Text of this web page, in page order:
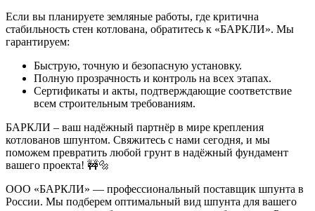
Если вы планируете земляные работы, где критична
стабильность стен котлована, обратитесь к «БАРКЛИ». Мы
гарантируем:
Быструю, точную и безопасную установку.
Полную прозрачность и контроль на всех этапах.
Сертификаты и акты, подтверждающие соответствие
всем строительным требованиям.
БАРКЛИ – ваш надёжный партнёр в мире крепления
котлованов шпунтом. Свяжитесь с нами сегодня, и мы
поможем превратить любой грунт в надёжный фундамент
вашего проекта! 🚧🔩
ООО «БАРКЛИ» — профессиональный поставщик шпунта в
России. Мы подберем оптимальный вид шпунта для вашего